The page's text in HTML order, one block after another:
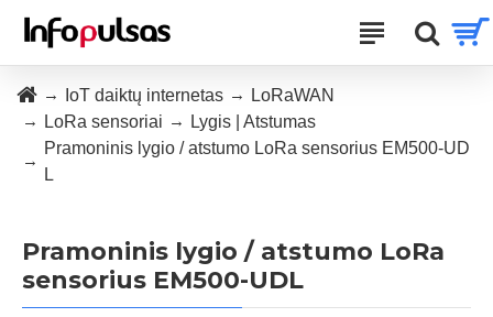
IoT daiktų internetas
LoRaWAN
LoRa sensoriai
Lygis | Atstumas
Pramoninis lygio / atstumo LoRa sensorius EM500-UD
L
Pramoninis lygio / atstumo LoRa
sensorius EM500-UDL